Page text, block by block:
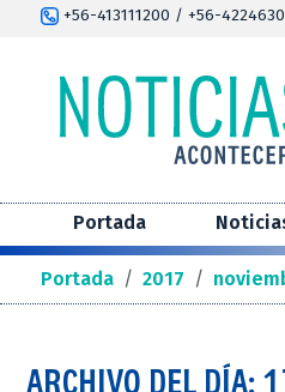
+56-413111200 / +56-
Portada
Portada / 2017 /
ARCHIVO DEL